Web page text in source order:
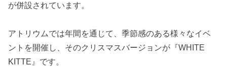
が併設されています。
アトリウムでは年間を通じて、季節感のある様々なイベ
ントを開催し、そのクリスマスバージョンが『WHITE
KITTE』です。